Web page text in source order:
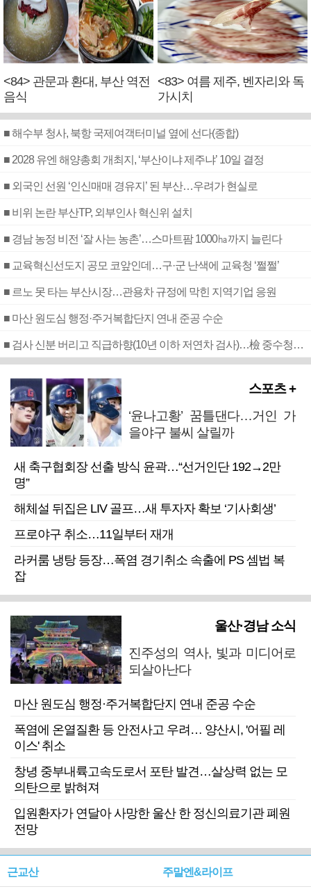
<84> 관문과 환대, 부산 역전
음식
<83> 여름 제주, 벤자리와 독
가시치
■ 해수부 청사, 북항 국제여객터미널 옆에 선다(종합)
■ 2028 유엔 해양총회 개최지, ‘부산이냐 제주냐’ 10일 결정
■ 외국인 선원 ‘인신매매 경유지’ 된 부산…우려가 현실로
■ 비위 논란 부산TP, 외부인사 혁신위 설치
■ 경남 농정 비전 ‘잘 사는 농촌’…스마트팜 1000㏊까지 늘린다
■ 교육혁신선도지 공모 코앞인데…구·군 난색에 교육청 ‘쩔쩔’
■ 르노 못 타는 부산시장…관용차 규정에 막힌 지역기업 응원
■ 마산 원도심 행정·주거복합단지 연내 준공 수순
■ 검사 신분 버리고 직급하향(10년 이하 저연차 검사)…檢 중수청행 기피
스포츠 +
‘윤나고황’ 꿈틀댄다…거인 가
을야구 불씨 살릴까
새 축구협회장 선출 방식 윤곽…“선거인단 192→2만
명”
해체설 뒤집은 LIV 골프…새 투자자 확보 ‘기사회생’
프로야구 취소…11일부터 재개
라커룸 냉탕 등장…폭염 경기취소 속출에 PS 셈법 복
잡
울산·경남 소식
진주성의 역사, 빛과 미디어로
되살아난다
마산 원도심 행정·주거복합단지 연내 준공 수순
폭염에 온열질환 등 안전사고 우려… 양산시, '어필 레
이스' 취소
창녕 중부내륙고속도로서 포탄 발견…살상력 없는 모
의탄으로 밝혀져
입원환자가 연달아 사망한 울산 한 정신의료기관 폐원
전망
근교산 주말엔&라이프